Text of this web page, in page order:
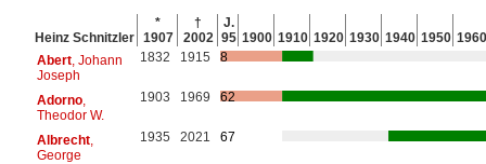
Heinz Schnitzler
*
1907
†
2002
J.
95 1900 1910 1920 1930 1940 1950 1960
Abert, Johann
Joseph
1832 1915 8
Adorno,
Theodor W.
1903 1969 62
Albrecht,
George
1935 2021 67